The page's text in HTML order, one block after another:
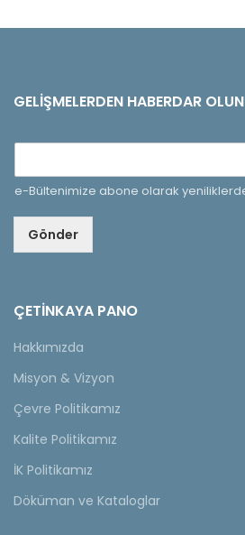
GELIŞMELERDEN HABERDAR OLUN
e-Bültenimize abone olarak
Gönder
ÇETINKAYA PANO
Hakkımızda
Misyon & Vizyon
Çevre Politikamız
Kalite Politikamız
İK Politikamız
Döküman ve Kataloglar